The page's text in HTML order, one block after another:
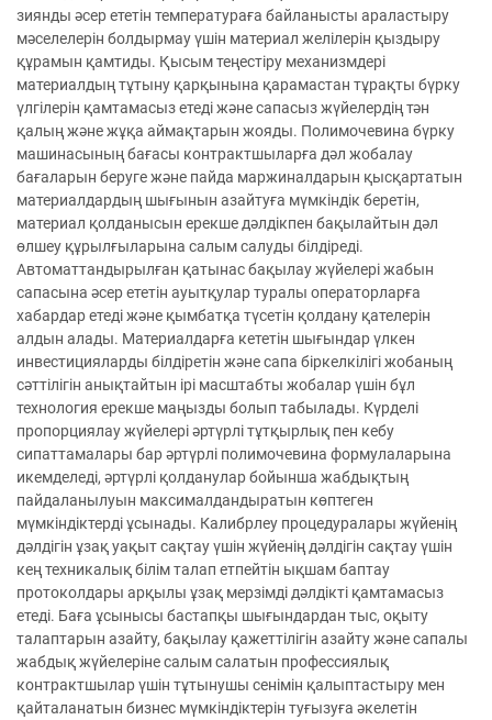
зиянды әсер ететін температураға байланысты араластыру
мәселелерін болдырмау үшін материал желілерін қыздыру
құрамын қамтиды. Қысым теңестіру механизмдері
материалдың тұтыну қарқынына қарамастан тұрақты бүрку
үлгілерін қамтамасыз етеді және сапасыз жүйелердің тән
қалың және жұқа аймақтарын жояды. Полимочевина бүрку
машинасының бағасы контрактшыларға дәл жобалау
бағаларын беруге және пайда маржиналдарын қысқартатын
материалдардың шығынын азайтуға мүмкіндік беретін,
материал қолданысын ерекше дәлдікпен бақылайтын дәл
өлшеу құрылғыларына салым салуды білдіреді.
Автоматтандырылған қатынас бақылау жүйелері жабын
сапасына әсер ететін ауытқулар туралы операторларға
хабардар етеді және қымбатқа түсетін қолдану қателерін
алдын алады. Материалдарға кететін шығындар үлкен
инвестицияларды білдіретін және сапа біркелкілігі жобаның
сәттілігін анықтайтын ірі масштабты жобалар үшін бұл
технология ерекше маңызды болып табылады. Күрделі
пропорциялау жүйелері әртүрлі тұтқырлық пен кебу
сипаттамалары бар әртүрлі полимочевина формулаларына
икемделеді, әртүрлі қолданулар бойынша жабдықтың
пайдаланылуын максималдандыратын көптеген
мүмкіндіктерді ұсынады. Калибрлеу процедуралары жүйенің
дәлдігін ұзақ уақыт сақтау үшін жүйенің дәлдігін сақтау үшін
кең техникалық білім талап етпейтін ықшам баптау
протоколдары арқылы ұзақ мерзімді дәлдікті қамтамасыз
етеді. Баға ұсынысы бастапқы шығындардан тыс, оқыту
талаптарын азайту, бақылау қажеттілігін азайту және сапалы
жабдық жүйелеріне салым салатын профессиялық
контрактшылар үшін тұтынушы сенімін қалыптастыру мен
қайталанатын бизнес мүмкіндіктерін туғызуға әкелетін